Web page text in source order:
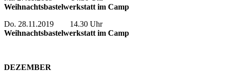
Weihnachtsbastelwerkstatt im Camp
Do. 28.11.2019 14.30 Uhr
Weihnachtsbastelwerkstatt im Camp
DEZEMBER